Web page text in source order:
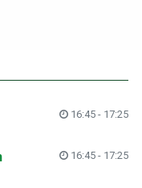
16:45 - 17:25
16:45 - 17:25